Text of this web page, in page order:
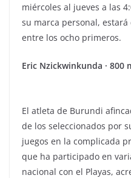
miércoles al jueves a las
su marca personal,
entre los ocho primeros.
Eric Nzickwinkunda · 800
El atleta de Burundi
de los seleccionados por
juegos en la complicada
que ha participado en
nacional con el Playas,